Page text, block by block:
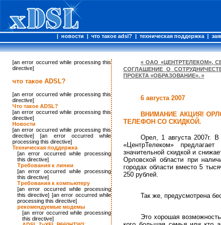
| новости | что такое adsl? | техническая поддержка |
[an error occurred while processing this
directive]
что такое ADSL?
[an error occurred while processing this
directive]
Что такое ADSL?
[an error occurred while processing this
directive]
Новости
[an error occurred while processing this
directive] [an error occurred while
processing this directive]
Техническая поддержка
[an error occurred while processing
this directive]
Требования к линии
[an error occurred while processing
this directive]
Требования к компьютеру
[an error occurred while processing
this directive] [an error occurred while
processing this directive]
рекомендуемые модемы
[an error occurred while processing
this directive]
« ОАО «ЦЕНТРТЕЛЕКОМ»,
СОГЛАШЕНИЕ О
ПРОЕКТА «ОБРАЗОВАНИЕ». »
6 августа 2007
ВНИМАНИЕ АКЦИЯ!
ТЕЛЕФОН СО СКИДКОЙ.
Орел, 1 августа 2007г.
«ЦентрТелеком»
значительной скидкой и
Орловской области при
городах области вместо 5
250 рублей.
Так же, предусмотрена
Это хорошая